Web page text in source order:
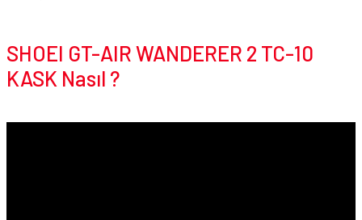
SHOEI GT-AIR WANDERER 2 TC-10
KASK Nasıl ?